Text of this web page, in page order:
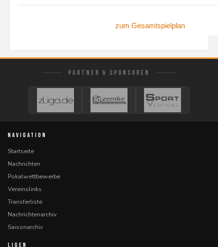
zum Gesamtspielplan
PARTNER & SPONSOREN
NAVIGATION
Startseite
Nachrichten
Pokalwettbewerbe
Vereinslinks
Transferliste
Nachrichtenarchiv
Saisonarchiv
LIGEN